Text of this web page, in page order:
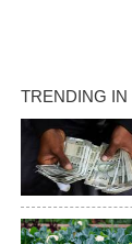
TRENDING IN